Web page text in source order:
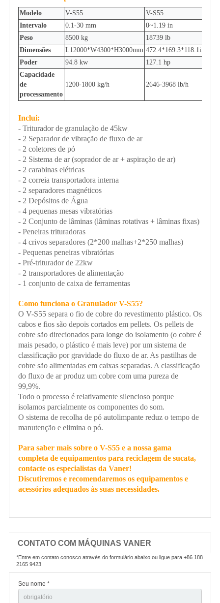
Modelo V-S55
V-S55
Intervalo
0.1-30 mm
0~1.19 in
Peso
8500 kg
18739 lb
Dimensões
L12000*W4300*H3000mm 472.4*169.3*118.1in
Poder
94.8 kw
127.1 hp
Capacidade
de
processamento
1200-1800 kg/h 2646-3968 lb/h
Inclui:
- Triturador de granulação de 45kw
- 2 Separador de vibração de fluxo de ar
- 2 coletores de pó
- 2 Sistema de ar (soprador de ar + aspiração de ar)
- 2 carabinas elétricas
- 2 correia transportadora interna
- 2 separadores magnéticos
- 2 Depósitos de Água
- 4 pequenas mesas vibratórias
- 2 Conjunto de lâminas (lâminas rotativas + lâminas fixas)
- Peneiras trituradoras
- 4 crivos separadores (2*200 malhas+2*250 malhas)
- Pequenas peneiras vibratórias
- Pré-triturador de 22kw
- 2 transportadores de alimentação
- 1 conjunto de caixa de ferramentas
Como funciona o Granulador V-S55?
O V-S55 separa o fio de cobre do revestimento plástico. Os
cabos e fios são depois cortados em pellets. Os pellets de
cobre são direcionados para longe do isolamento (o cobre é
mais pesado, o plástico é mais leve) por um sistema de
classificação por gravidade do fluxo de ar. As pastilhas de
cobre são alimentadas em caixas separadas. A classificação
do fluxo de ar produz um cobre com uma pureza de
99,9%.
Todo o processo é relativamente silencioso porque
isolamos parcialmente os componentes do som.
O sistema de recolha de pó autolimpante reduz o tempo de
manutenção e elimina o pó.
Para saber mais sobre o V-S55 e a nossa gama
completa de equipamentos para reciclagem de sucata,
contacte os especialistas da Vaner!
Discutiremos e recomendaremos os equipamentos e
acessórios adequados às suas necessidades.
CONTATO COM MÁQUINAS VANER
*Entre em contato conosco através do formulário abaixo ou ligue para +86 188
2165 9423
Seu nome *